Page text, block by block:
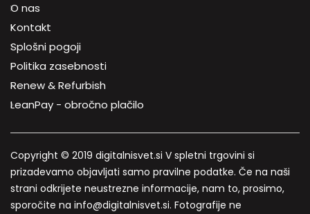
O nas
Kontakt
Splošni pogoji
Politika zasebnosti
Renew & Refurbish
LeanPay - obročno plačilo
Copyright © 2019 digitalnisvet.si V spletni trgovini si
prizadevamo objavljati samo pravilne podatke. Če na naši
strani odkrijete neustrezne informacije, nam to, prosimo,
sporočite na info@digitalnisvet.si. Fotografije ne